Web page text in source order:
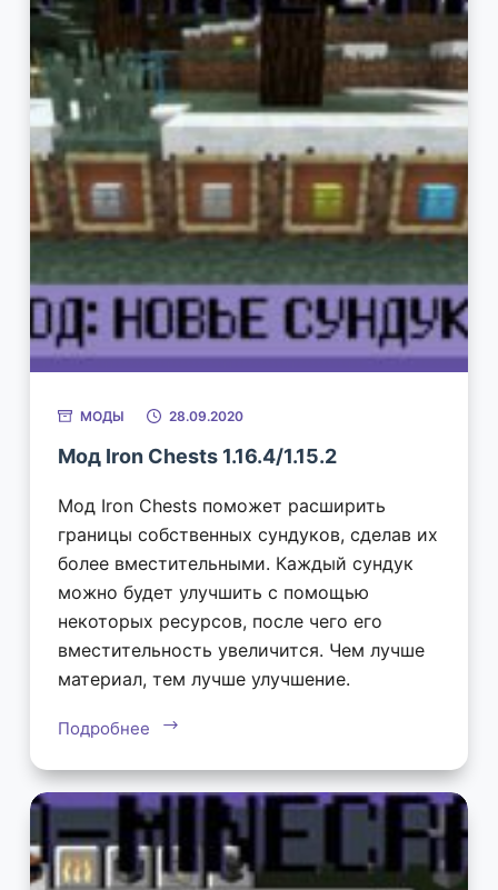
МОДЫ 28.09.2020
Мод Iron Chests 1.16.4/1.15.2
Мод Iron Chests поможет расширить
границы собственных сундуков, сделав их
более вместительными. Каждый сундук
можно будет улучшить с помощью
некоторых ресурсов, после чего его
вместительность увеличится. Чем лучше
материал, тем лучше улучшение.
Подробнее